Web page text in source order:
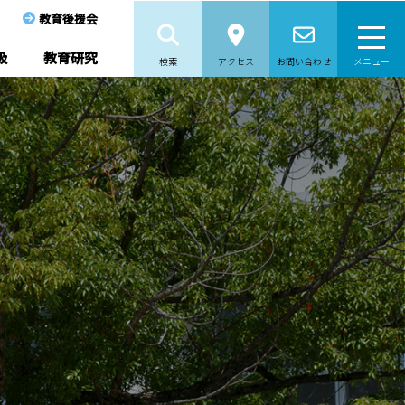
教育後援会
教育研究 検索 アクセス お問い合わせ メニュー